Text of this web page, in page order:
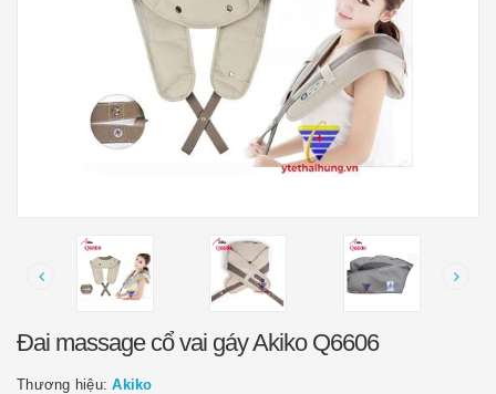
Đai massage cổ vai gáy Akiko Q6606
Thương hiệu:Akiko